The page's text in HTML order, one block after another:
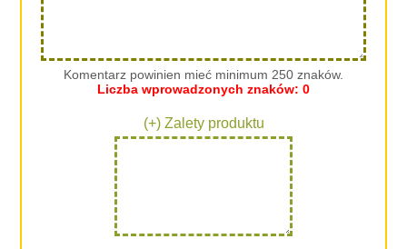
Komentarz powinien mieć minimum 250 znaków.
Liczba wprowadzonych znaków: 0
(+) Zalety produktu